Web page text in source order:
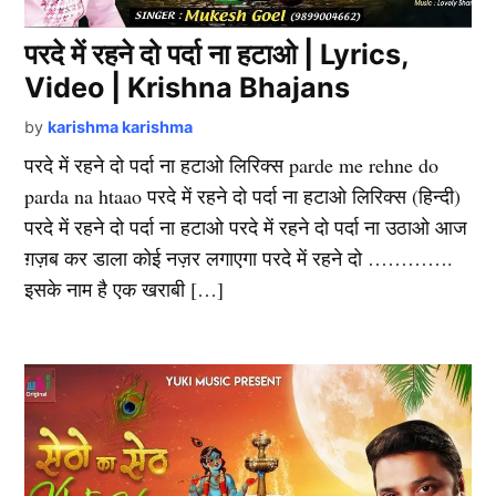
परदे में रहने दो पर्दा ना हटाओ | Lyrics,
Video | Krishna Bhajans
by karishma karishma
परदे में रहने दो पर्दा ना हटाओ लिरिक्स parde me rehne do
parda na htaao परदे में रहने दो पर्दा ना हटाओ लिरिक्स (हिन्दी)
परदे में रहने दो पर्दा ना हटाओ परदे में रहने दो पर्दा ना उठाओ आज
ग़ज़ब कर डाला कोई नज़र लगाएगा परदे में रहने दो ………….
इसके नाम है एक खराबी […]